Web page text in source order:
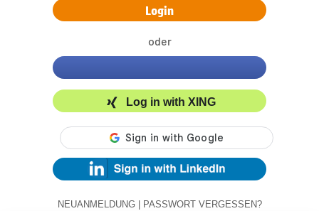
oder
Log in with XING
NEUANMELDUNG | PASSWORT VERGESSEN?